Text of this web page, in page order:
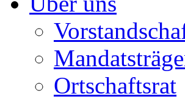
Ortschaftsrat